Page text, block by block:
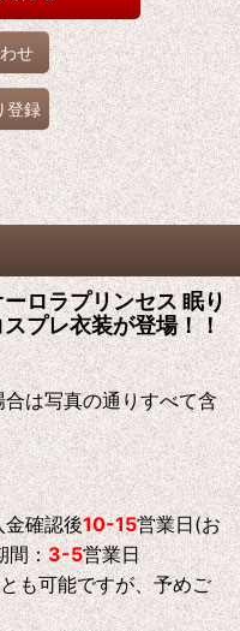
せ
登録
ロラプリンセス 眠り
プレ衣装が登場！！
は写真の通りすべて含
確認後10-15営業日(お
間：3-5営業日
も可能ですが、予めご